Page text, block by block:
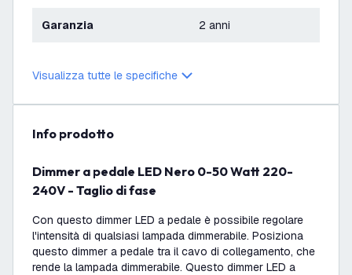
Garanzia 2 anni
Visualizza tutte le specifiche
info prodotto
Dimmer a pedale LED Nero 0-50 Watt 220-
240V - Taglio di fase
Con questo dimmer LED a pedale è possibile regolare
l'intensità di qualsiasi lampada dimmerabile. Posiziona
questo dimmer a pedale tra il cavo di collegamento, che
rende la lampada dimmerabile. Questo dimmer LED a